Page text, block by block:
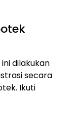
dilakukan
secara
Ikuti